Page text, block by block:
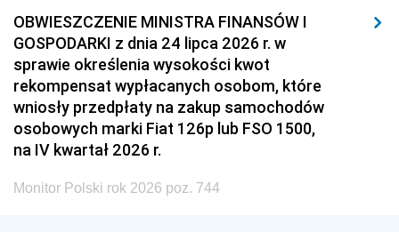
OBWIESZCZENIE MINISTRA FINANSÓW I
GOSPODARKI z dnia 24 lipca 2026 r. w
sprawie określenia wysokości kwot
rekompensat wypłacanych osobom, które
wniosły przedpłaty na zakup samochodów
osobowych marki Fiat 126p lub FSO 1500,
na IV kwartał 2026 r.
Monitor Polski rok 2026 poz. 744